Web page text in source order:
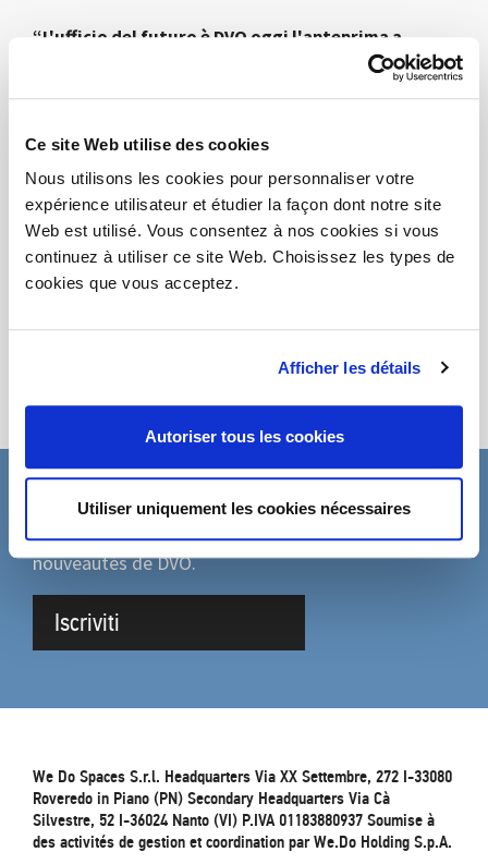
Ce site Web utilise des cookies
Nous utilisons les cookies pour personnaliser votre
expérience utilisateur et étudier la façon dont notre site
Web est utilisé. Vous consentez à nos cookies si vous
continuez à utiliser ce site Web. Choisissez les types de
cookies que vous acceptez.
Afficher les détails
Autoriser tous les cookies
Utiliser uniquement les cookies nécessaires
“L'ufficio del futuro è DVO oggi l'anteprima a
Mille clienti ed export in cento diversi Paesi per la
Il manager E. Pizzol: <<Sempre più progetti speciali,
ormai sono il 40% dei ricavi>>
Télécharger PDF
Partage
ABONNEZ-VOUS À LA NEWSLETTER
Remplissez le formulaire pour être mis à jour sur les
nouveautés de DVO.
Iscriviti
We Do Spaces S.r.l. Headquarters Via XX Settembre, 272 I-33080
Roveredo in Piano (PN) Secondary Headquarters Via Cà
Silvestre, 52 I-36024 Nanto (VI) P.IVA 01183880937 Soumise à
des activités de gestion et coordination par We.Do Holding S.p.A.